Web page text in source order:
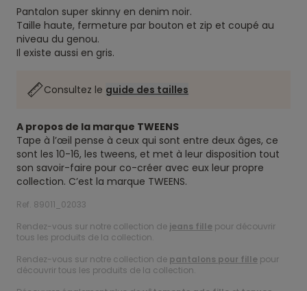
Pantalon super skinny en denim noir.
Taille haute, fermeture par bouton et zip et coupé au
niveau du genou.
Il existe aussi en gris.
Consultez le guide des tailles
A propos de la marque TWEENS
Tape à l’œil pense à ceux qui sont entre deux âges, ce
sont les 10-16, les tweens, et met à leur disposition tout
son savoir-faire pour co-créer avec eux leur propre
collection. C’est la marque TWEENS.
Ref. 89011_02033
Rendez-vous sur notre collection de jeans fille pour découvrir
tous les produits de la collection.
Rendez-vous sur notre collection de pantalons pour fille pour
découvrir tous les produits de la collection.